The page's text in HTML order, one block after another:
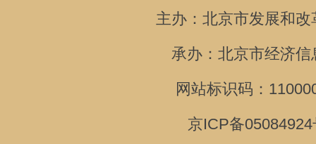
主办：北京市发展和改
承办：北京市经济信
网站标识码：
京ICP备